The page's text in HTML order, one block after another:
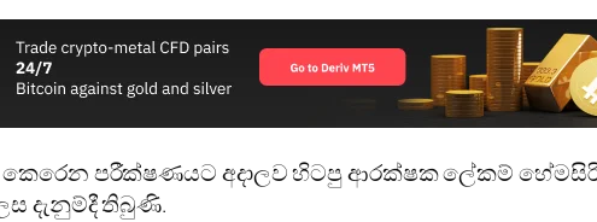
පරීක්ෂණයට අදාලව හිටපු ආරක්ෂක ලේකම් හේමසිරි
දැනුම්දී තිබුණි.